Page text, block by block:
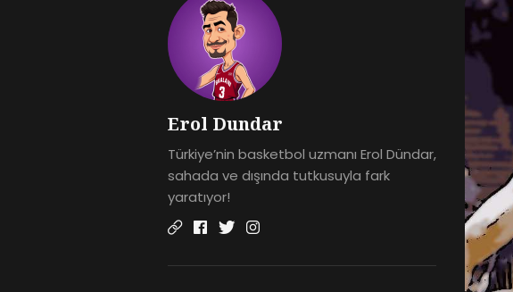
Erol Dundar
Türkiye’nin basketbol uzmanı Erol Dündar,
sahada ve dışında tutkusuyla fark
yaratıyor!